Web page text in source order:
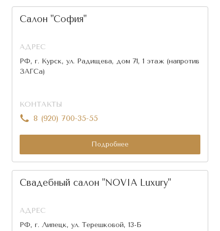
Салон "София"
АДРЕС
РФ, г. Курск, ул. Радищева, дом 71, 1 этаж (напротив
ЗАГСа)
КОНТАКТЫ
8 (920) 700-35-55
Подробнее
Свадебный салон "NOVIA Luxury"
АДРЕС
РФ, г. Липецк, ул. Терешковой, 13-Б